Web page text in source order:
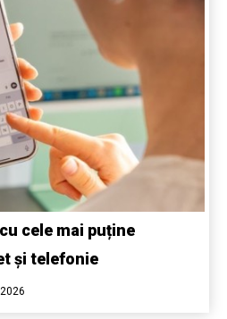
cele mai puține
și telefonie